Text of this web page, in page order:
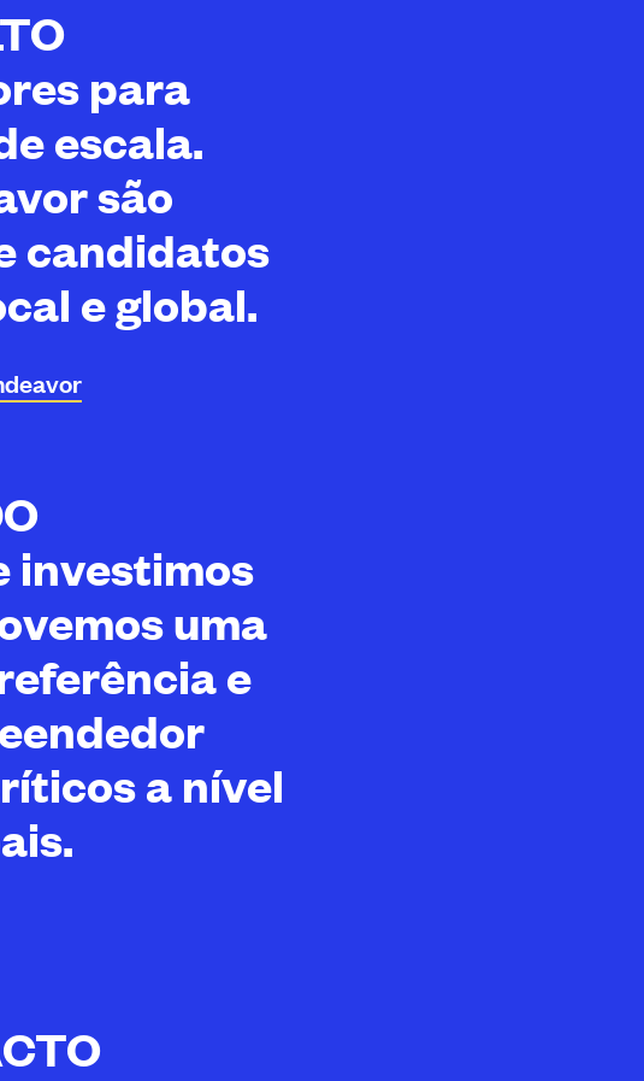
para
escala.
são
candidatos
e global.
investimos
uma
e
a nível